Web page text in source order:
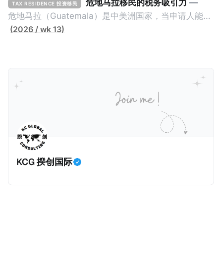
投资者在居留许可证有效期的两年内保持投资，则可以
在居留证到期日前至少60天申请续签3年。当投资者经
过五年的实际居留（每年在意大利停留270天），申请
吸引力吗？我们来看看：
请人透过外国直接投资（FDI）途径投资印度： * 申请
人必须在18个月内投资至少1亿卢比（约合773万人民
币）或36个月内投资至少2.5亿卢比（约合1933万人民
的财务能力和专业知识； * 申请人必须在印度就业务注
册公司，并提供公司注册证书和注册企业的介绍/支持信
并提供有关投资将如何为印度经济做出贡献的详细计
申请。申请人在印度居住共12年后有资格申请印度公民
身份，包括在申请前连续居住11年，短暂缺席的少数例
外。由于印度不允许双重国籍，申请人必须放弃其原始
TAX RESIDENCE 投资移民 危地马拉移民的税务吸引力 —
危地马拉（Guatemala）是中美洲国家，当申请人能够
证明被动收入或养老金收入，那么可以申请永久居留计
增加300美元（折合约人民币2千）。 申请人提交材料
包括：申请表、护照、无犯罪证明，以及最后一次进入
危地马拉的证明，且材料必须公证并翻译成西班牙语。
在危地马拉居住至少五年、具备流利西班牙语、对当地
历史文化有认识，就可以入籍成为危地马拉公民。 那
么，危地马拉的税务政策有吸引力吗？我们来看看：
(2026 / wk 13)
KCG 揆创国际